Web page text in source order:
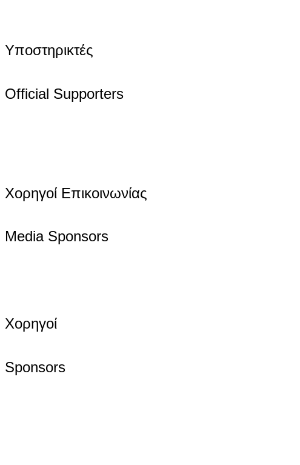
Υποστηρικτές
Official Supporters
Χορηγοί Επικοινωνίας
Media Sponsors
Χορηγοί
Sponsors